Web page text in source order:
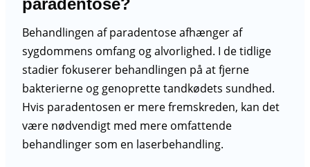
Behandlingen af paradentose afhænger af
sygdommens omfang og alvorlighed. I de tidlige
stadier fokuserer behandlingen på at fjerne
bakterierne og genoprette tandkødets sundhed.
Hvis paradentosen er mere fremskreden, kan det
være nødvendigt med mere omfattende
behandlinger som en laserbehandling.